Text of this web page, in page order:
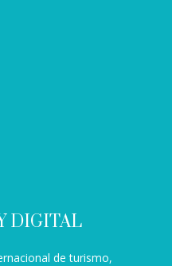
DIGITAL
de turismo,